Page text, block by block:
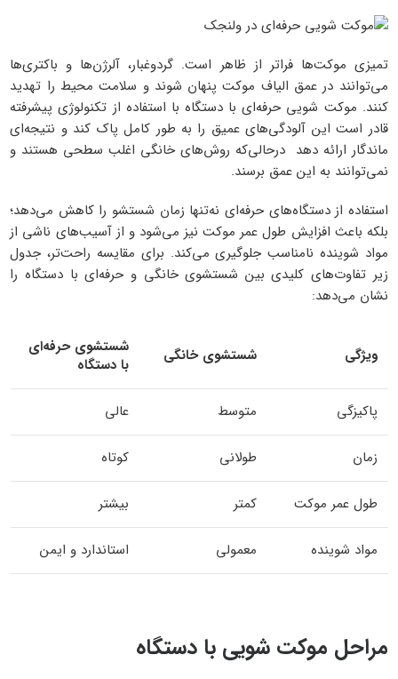
تمیزی موکت‌ها فراتر از ظاهر است. گردوغبار، آلرژن‌ها و باکتری‌ها
می‌توانند در عمق الیاف موکت پنهان شوند و سلامت محیط را تهدید
کنند. موکت شویی حرفه‌ای با دستگاه با استفاده از تکنولوژی پیشرفته
قادر است این آلودگی‌های عمیق را به طور کامل پاک کند و نتیجه‌ای
ماندگار ارائه دهد درحالی‌که روش‌های خانگی اغلب سطحی هستند و
نمی‌توانند به این عمق برسند.
استفاده از دستگاه‌های حرفه‌ای نه‌تنها زمان شستشو را کاهش می‌دهد؛
بلکه باعث افزایش طول عمر موکت نیز می‌شود و از آسیب‌های ناشی از
مواد شوینده نامناسب جلوگیری می‌کند. برای مقایسه راحت‌تر، جدول
زیر تفاوت‌های کلیدی بین شستشوی خانگی و حرفه‌ای با دستگاه را
نشان می‌دهد:
ویژگی شستشوی خانگی
شستشوی حرفه‌ای
با دستگاه
پاکیزگی متوسط عالی
زمان طولانی کوتاه
طول عمر موکت کمتر بیشتر
مواد شوینده معمولی استاندارد و ایمن
مراحل موکت شویی با دستگاه